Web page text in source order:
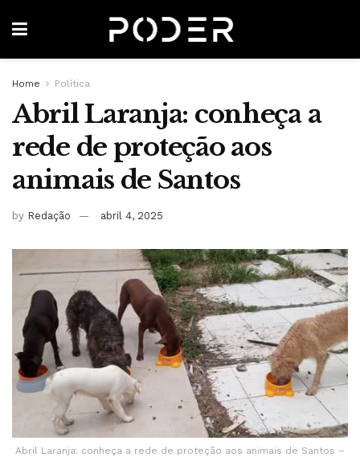
Home Política
Abril Laranja: conheça a
rede de proteção aos
animais de Santos
by Redação abril 4, 2025
Abril Laranja: conheça a rede de proteção aos animais de Santos –